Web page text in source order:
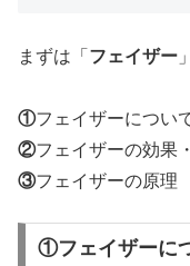
まずは「 フェイザー
①フェイザーについ
②フェイザーの効果
③フェイザーの原理
①フェイザーに